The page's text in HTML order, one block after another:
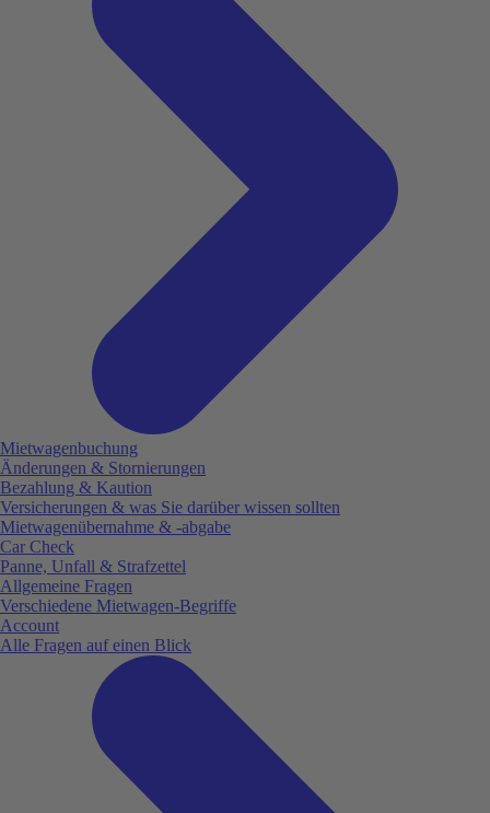
Mietwagenbuchung
Änderungen & Stornierungen
Bezahlung & Kaution
Versicherungen & was Sie darüber wissen sollten
Mietwagenübernahme & -abgabe
Car Check
Panne, Unfall & Strafzettel
Allgemeine Fragen
Verschiedene Mietwagen-Begriffe
Account
Alle Fragen auf einen Blick